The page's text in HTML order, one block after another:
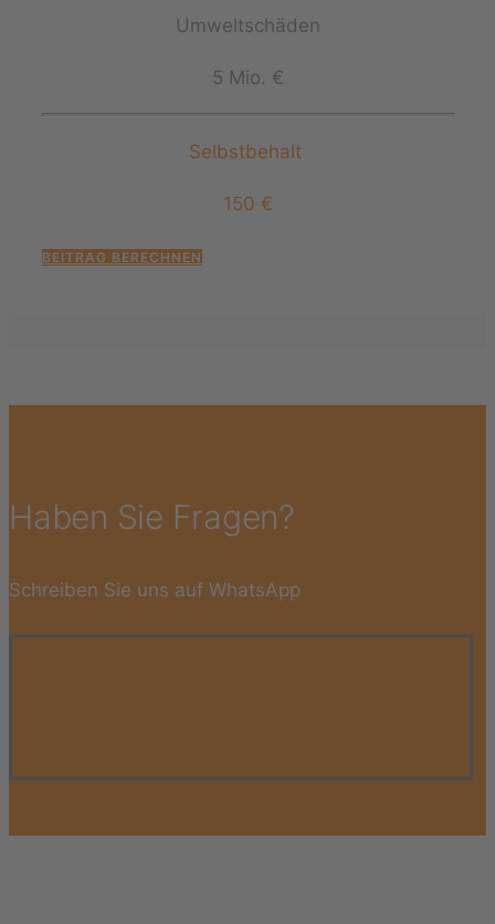
Umweltschäden
5 Mio. €
Selbstbehalt
150 €
BEITRAG BERECHNEN
Haben Sie Fragen?
Schreiben Sie uns auf WhatsApp